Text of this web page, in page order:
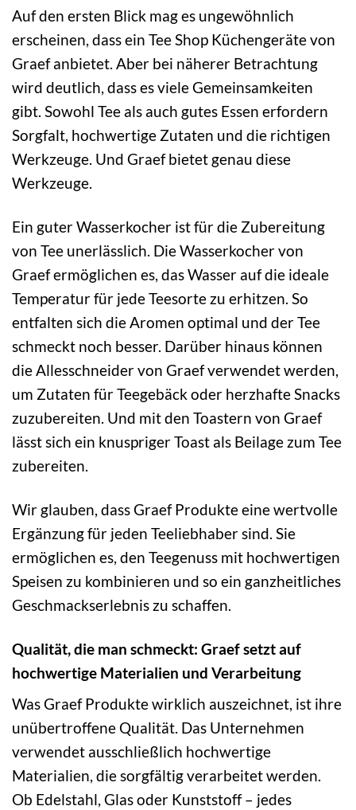
Auf den ersten Blick mag es ungewöhnlich
erscheinen, dass ein Tee Shop Küchengeräte von
Graef anbietet. Aber bei näherer Betrachtung
wird deutlich, dass es viele Gemeinsamkeiten
gibt. Sowohl Tee als auch gutes Essen erfordern
Sorgfalt, hochwertige Zutaten und die richtigen
Werkzeuge. Und Graef bietet genau diese
Werkzeuge.
Ein guter Wasserkocher ist für die Zubereitung
von Tee unerlässlich. Die Wasserkocher von
Graef ermöglichen es, das Wasser auf die ideale
Temperatur für jede Teesorte zu erhitzen. So
entfalten sich die Aromen optimal und der Tee
schmeckt noch besser. Darüber hinaus können
die Allesschneider von Graef verwendet werden,
um Zutaten für Teegebäck oder herzhafte Snacks
zuzubereiten. Und mit den Toastern von Graef
lässt sich ein knuspriger Toast als Beilage zum Tee
zubereiten.
Wir glauben, dass Graef Produkte eine wertvolle
Ergänzung für jeden Teeliebhaber sind. Sie
ermöglichen es, den Teegenuss mit hochwertigen
Speisen zu kombinieren und so ein ganzheitliches
Geschmackserlebnis zu schaffen.
Qualität, die man schmeckt: Graef setzt auf
hochwertige Materialien und Verarbeitung
Was Graef Produkte wirklich auszeichnet, ist ihre
unübertroffene Qualität. Das Unternehmen
verwendet ausschließlich hochwertige
Materialien, die sorgfältig verarbeitet werden.
Ob Edelstahl, Glas oder Kunststoff – jedes